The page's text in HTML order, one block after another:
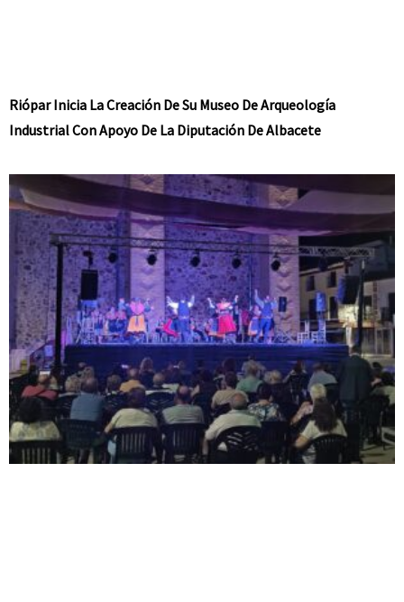
Riópar Inicia La Creación De Su Museo De Arqueología
Industrial Con Apoyo De La Diputación De Albacete